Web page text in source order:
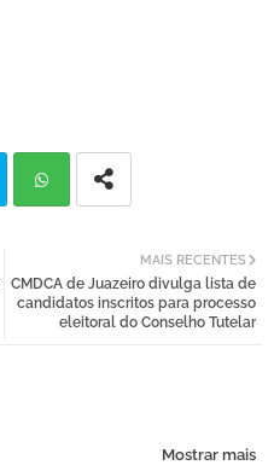
atsa
MAIS RECENTES
CMDCA de Juazeiro divulga lista de
candidatos inscritos para processo
eleitoral do Conselho Tutelar
Mostrar mais